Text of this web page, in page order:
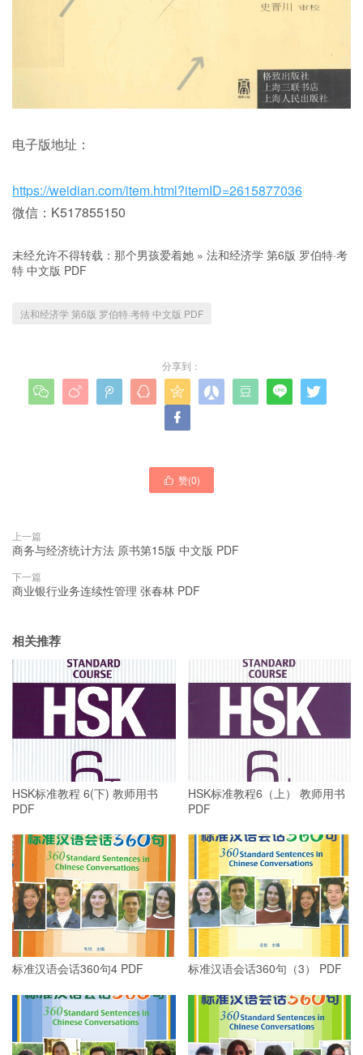
电子版地址：
https://weidian.com/item.html?itemID=2615877036
微信：K517855150
未经允许不得转载： 那个男孩爱着她 » 法和经济学 第6版 罗伯特·考
特 中文版 PDF
法和经济学 第6版 罗伯特·考特 中文版 PDF
分享到：
       


 赞(0)
上一篇
商务与经济统计方法 原书第15版 中文版 PDF
下一篇
商业银行业务连续性管理 张春林 PDF
相关推荐
HSK标准教程 6(下) 教师用书
PDF
HSK标准教程6（上） 教师用书
PDF
标准汉语会话360句4 PDF 标准汉语会话360句（3） PDF